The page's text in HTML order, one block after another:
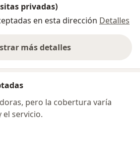
privadas)
en esta dirección Detalles
más detalles
sobre la dirección
pero la cobertura varía
el servicio.